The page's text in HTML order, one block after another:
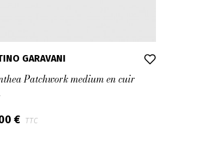
GARAVANI
Patchwork medium en cuir
€ TTC